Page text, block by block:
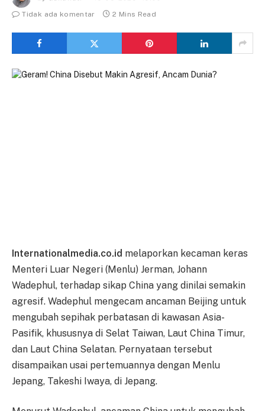
Tidak ada komentar
2 Mins Read
Internationalmedia.co.id melaporkan kecaman keras
Menteri Luar Negeri (Menlu) Jerman, Johann
Wadephul, terhadap sikap China yang dinilai semakin
agresif. Wadephul mengecam ancaman Beijing untuk
mengubah sepihak perbatasan di kawasan Asia-
Pasifik, khususnya di Selat Taiwan, Laut China Timur,
dan Laut China Selatan. Pernyataan tersebut
disampaikan usai pertemuannya dengan Menlu
Jepang, Takeshi Iwaya, di Jepang.